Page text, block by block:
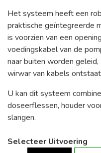
Het systeem heeft een
praktische geïntegreerde
is voorzien van een
voedingskabel van de
naar buiten worden
wirwar van kabels
U kan dit systeem
doseerflessen, houder
slangen.
Selecteer Uitvoering